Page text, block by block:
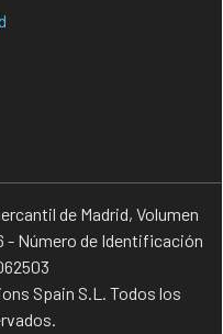
de Madrid, Volumen
- Número de Identificación
Spain S.L. Todos los